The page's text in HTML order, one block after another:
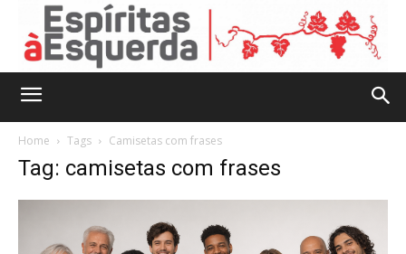
Home Tags Camisetas com frases
Tag: camisetas com frases